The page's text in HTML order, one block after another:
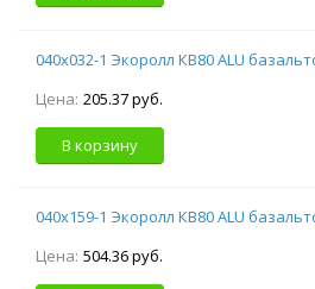
040х032-1 Экоролл КВ80 ALU
Цена: 205.37 руб.
В корзину
040х159-1 Экоролл КВ80 ALU
Цена: 504.36 руб.